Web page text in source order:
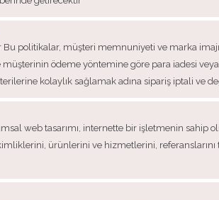
politikalar, müşteri memnuniyeti ve marka
ödeme yöntemine göre para iadesi
kolaylık sağlamak adına sipariş iptali ve
web tasarımı, internette bir işletmenin sahip
ürünlerini ve hizmetlerini,